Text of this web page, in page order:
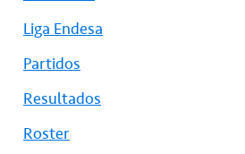
Liga Endesa
Partidos
Resultados
Roster